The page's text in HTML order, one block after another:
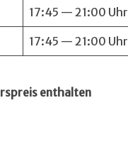
17:45 — 21:00 Uhr
17:45 — 21:00 Uhr
enthalten